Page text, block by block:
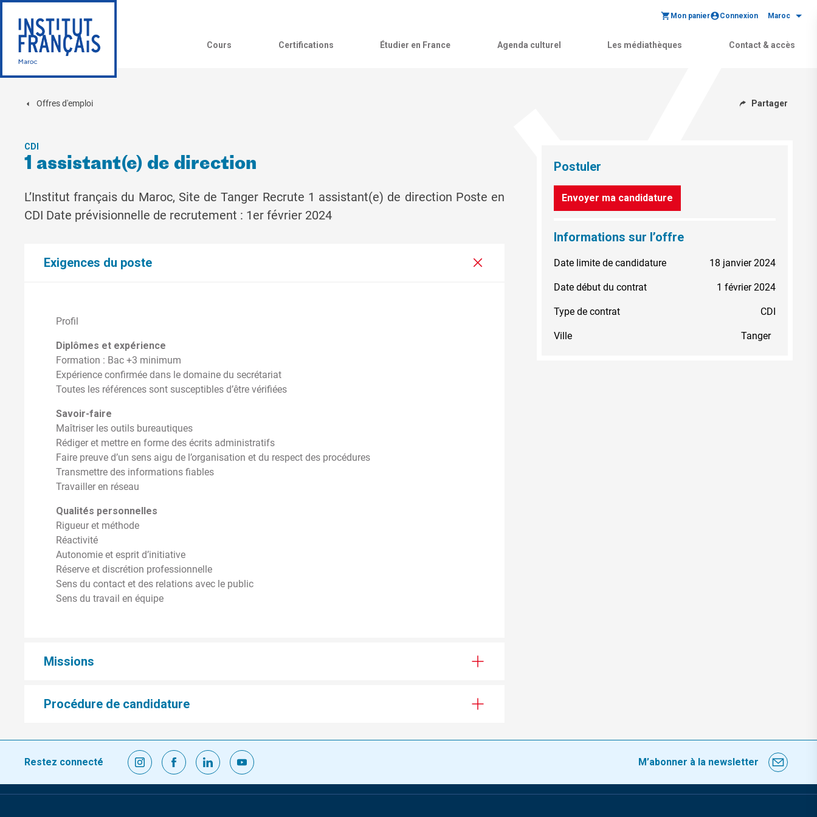
Mon panier Connexion Maroc
Cours Certifications Étudier en France Agenda culturel Les médiathèques Contact & accès
Offres d'emploi Partager
CDI
1 assistant(e) de direction
L’Institut français du Maroc, Site de Tanger Recrute 1 assistant(e) de direction Poste en
CDI Date prévisionnelle de recrutement : 1er février 2024
Exigences du poste
Profil
Diplômes et expérience
Formation : Bac +3 minimum
Expérience confirmée dans le domaine du secrétariat
Toutes les références sont susceptibles d’être vérifiées
Savoir-faire
Maîtriser les outils bureautiques
Rédiger et mettre en forme des écrits administratifs
Faire preuve d’un sens aigu de l’organisation et du respect des procédures
Transmettre des informations fiables
Travailler en réseau
Qualités personnelles
Rigueur et méthode
Réactivité
Autonomie et esprit d’initiative
Réserve et discrétion professionnelle
Sens du contact et des relations avec le public
Sens du travail en équipe
Missions
Procédure de candidature
Postuler
Envoyer ma candidature
Informations sur l’offre
Date limite de candidature 18 janvier 2024
Date début du contrat 1 février 2024
Type de contrat CDI
Ville Tanger
Restez connecté M’abonner à la newsletter